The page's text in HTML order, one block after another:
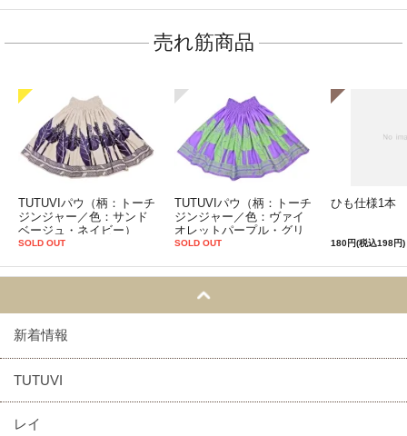
売れ筋商品
TUTUVIパウ（柄：トーチ
ジンジャー／色：サンド
ベージュ・ネイビー）
SOLD OUT
TUTUVIパウ（柄：トーチ
ジンジャー／色：ヴァイ
オレットパープル・グリ
ーン）
SOLD OUT
ひも仕様1本
180円(税込198円)
新着情報
TUTUVI
レイ